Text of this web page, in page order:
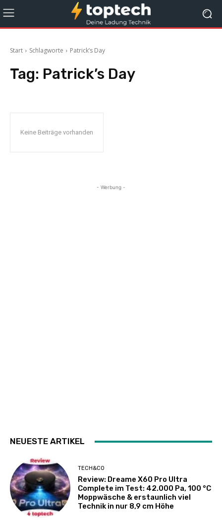
Start Schlagworte Patrick’s Day
Tag: Patrick’s Day
Keine Beiträge vorhanden
- Werbung -
NEUESTE ARTIKEL
TECH&CO
Review: Dreame X60 Pro Ultra
Complete im Test: 42.000 Pa, 100 °C
Moppwäsche & erstaunlich viel
Technik in nur 8,9 cm Höhe